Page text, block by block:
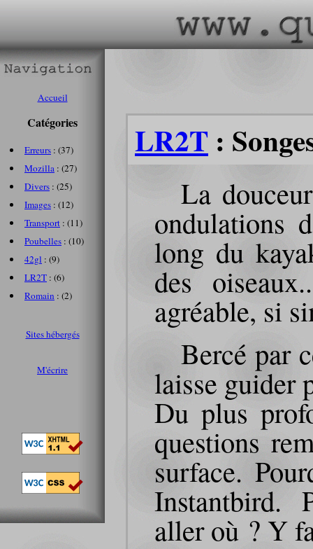
LR2T :
La
ondulations
long du
des
agréable, si
Bercé par
laisse guider
Du plus
questions
surface.
Instantbird.
aller où ? Y
Accueil
Catégories
Erreurs : (37)
Mozilla : (27)
Divers : (25)
Images : (12)
Transport : (11)
Poubelles : (10)
42gl : (9)
LR2T : (6)
Romain : (2)
Sites hébergés
M'écrire